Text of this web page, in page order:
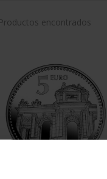
encontrados